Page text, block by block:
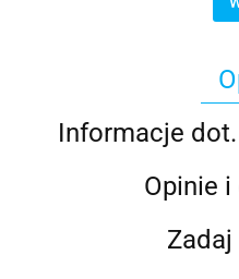
Informacje
Opinie i
Zadaj